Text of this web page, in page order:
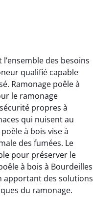
des besoins
qualifié capable
Ramonage poêle à
le ramonage
propres à
qui nuisent au
à bois vise à
des fumées. Le
pour préserver le
à bois à Bourdeilles
apportant des solutions
du ramonage.
Claire Vautrin
21 juin 2025
très bien réalisé,
travail propre et soigné.
les explications ont
claires et le conduit a été